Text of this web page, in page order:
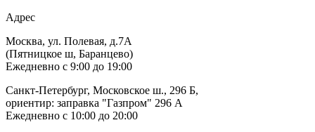
Адрес
Москва, ул. Полевая, д.7А
(Пятницкое ш, Баранцево)
Ежедневно с 9:00 до 19:00
Санкт-Петербург, Московское ш., 296 Б,
ориентир: заправка "Газпром" 296 А
Ежедневно с 10:00 до 20:00